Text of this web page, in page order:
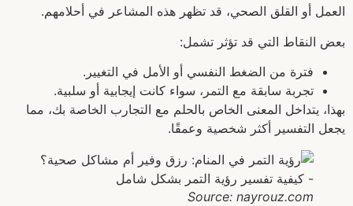
العمل أو القلق الصحي، قد تظهر هذه المشاعر في أحلامهم.
بعض النقاط التي قد تؤثر تشمل:
فترة من الضغط النفسي أو الأمل في التغيير.
تجربة سابقة مع التمر، سواء كانت إيجابية أو سلبية.
بهذا، يتداخل المعنى الخاص بالحلم مع التجارب الخاصة بك، مما
يجعل التفسير أكثر شخصية وعمقًا.
Source: nayrouz.com